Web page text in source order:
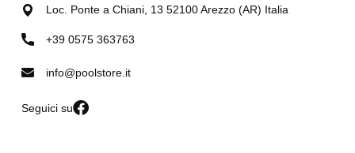
Loc. Ponte a Chiani, 13 52100 Arezzo (AR) Italia
+39 0575 363763
info@poolstore.it
Seguici su